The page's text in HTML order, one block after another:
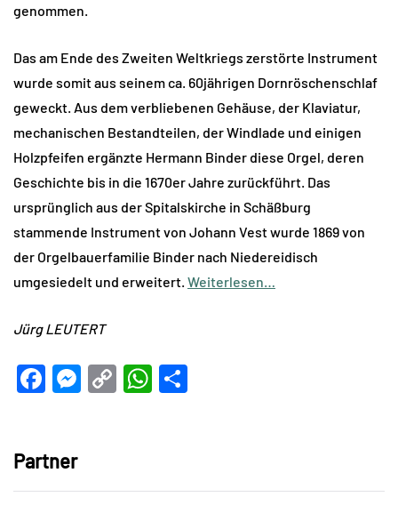
genommen.
Das am Ende des Zweiten Weltkriegs zerstörte Instrument
wurde somit aus seinem ca. 60jährigen Dornröschenschlaf
geweckt. Aus dem verbliebenen Gehäuse, der Klaviatur,
mechanischen Bestandteilen, der Windlade und einigen
Holzpfeifen ergänzte Hermann Binder diese Orgel, deren
Geschichte bis in die 1670er Jahre zurückführt. Das
ursprünglich aus der Spitalskirche in Schäßburg
stammende Instrument von Johann Vest wurde 1869 von
der Orgelbauerfamilie Binder nach Niedereidisch
umgesiedelt und erweitert. Weiterlesen…
Jürg LEUTERT
Facebook
Messenger
CopyWhatsApp
Partner